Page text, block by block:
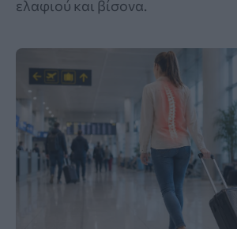
ελαφιού και βίσονα.